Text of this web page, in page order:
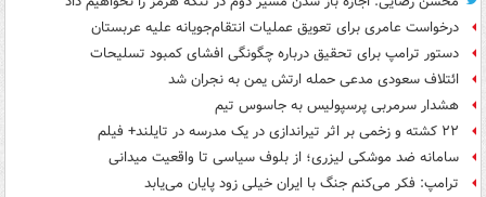
درخواست عامری برای تعویق عملیات انتقام‌جویانه علیه عربستان
دستور ترامپ برای تحقیق درباره چگونگی افشای کمبود تسلیحات
ائتلاف سعودی مدعی حمله ارتش یمن به نجران شد
هشدار سرمربی پرسپولیس به جاسوس تیم
۲۲ کشته و زخمی بر اثر تیراندازی در یک مدرسه در تایلند+ فیلم
سامانه ضد موشکی لیزری؛ از بلوف سیاسی تا واقعیت میدانی
ترامپ: فکر می‌کنم جنگ با ایران خیلی زود پایان می‌یابد